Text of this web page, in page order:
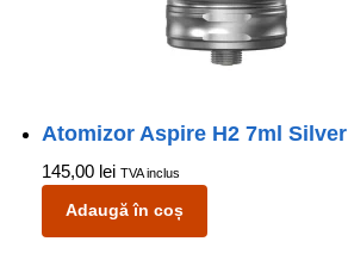
Atomizor Aspire H2 7ml Silver
145,00 lei TVA inclus
Adaugă în coș